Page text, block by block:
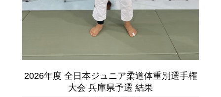
2026年度 全日本ジュニア柔道体重別選手権
大会 兵庫県予選 結果